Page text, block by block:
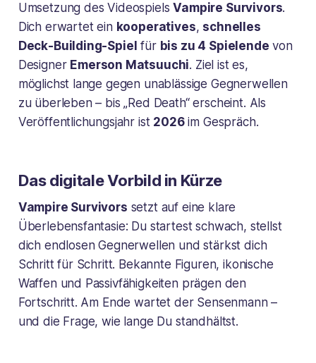
Umsetzung des VideospielsVampire Survivors.
Dich erwartet ein kooperatives, schnelles
Deck-Building-Spiel für bis zu 4 Spielende von
Designer Emerson Matsuuchi. Ziel ist es,
möglichst lange gegen unablässige Gegnerwellen
zu überleben – bis „Red Death“ erscheint. Als
Veröffentlichungsjahr ist 2026im Gespräch.
Das digitale Vorbild in Kürze
Vampire Survivors setzt auf eine klare
Überlebensfantasie: Du startest schwach, stellst
dich endlosen Gegnerwellen und stärkst dich
Schritt für Schritt. Bekannte Figuren, ikonische
Waffen und Passivfähigkeiten prägen den
Fortschritt. Am Ende wartet der Sensenmann –
und die Frage, wie lange Du standhältst.